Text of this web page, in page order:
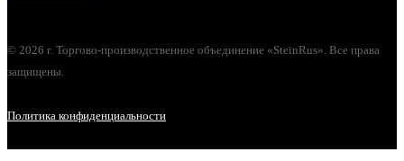
© 2026 г. Торгово-производственное объединение «SteinRus». Все права
защищены.
Политика конфиденциальности